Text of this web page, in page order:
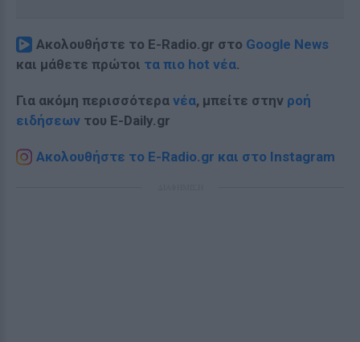
Ακολουθήστε το E-Radio.gr στο Google News
και μάθετε πρώτοι τα πιο hot νέα.
Για ακόμη περισσότερα νέα, μπείτε στην ροή
ειδήσεων του E-Daily.gr
Ακολουθήστε το E-Radio.gr και στο Instagram